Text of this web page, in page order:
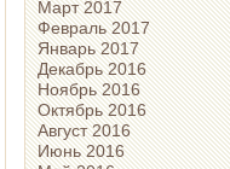
Март 2017
Февраль 2017
Январь 2017
Декабрь 2016
Ноябрь 2016
Октябрь 2016
Август 2016
Июнь 2016